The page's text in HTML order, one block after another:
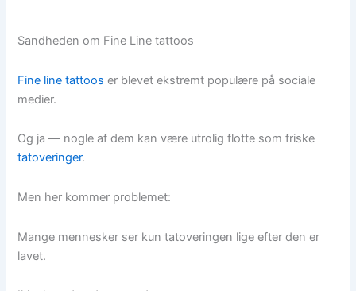
Sandheden om Fine Line tattoos
Fine line tattoos er blevet ekstremt populære på sociale
medier.
Og ja — nogle af dem kan være utrolig flotte som friske
tatoveringer.
Men her kommer problemet:
Mange mennesker ser kun tatoveringen lige efter den er
lavet.